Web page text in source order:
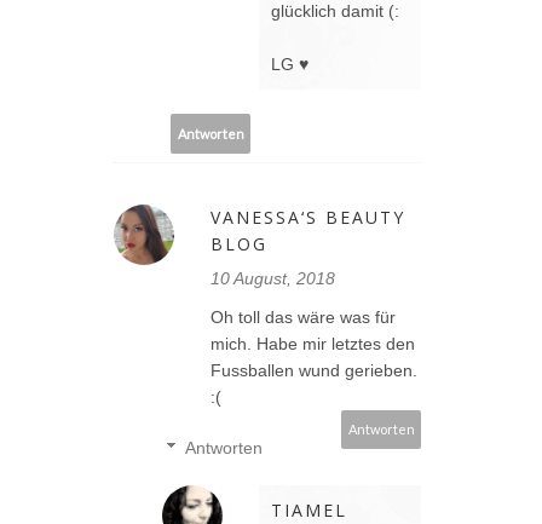
glücklich damit (:
LG ♥
Antworten
VANESSA‘S BEAUTY
BLOG
10 August, 2018
Oh toll das wäre was für
mich. Habe mir letztes den
Fussballen wund gerieben.
:(
Antworten
Antworten
TIAMEL